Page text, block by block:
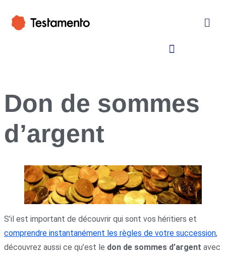
Don de sommes
d’argent
S’il est important de découvrir qui sont vos héritiers et
comprendre instantanément les règles de votre succession,
découvrez aussi ce qu’est le don de sommes d’argent avec